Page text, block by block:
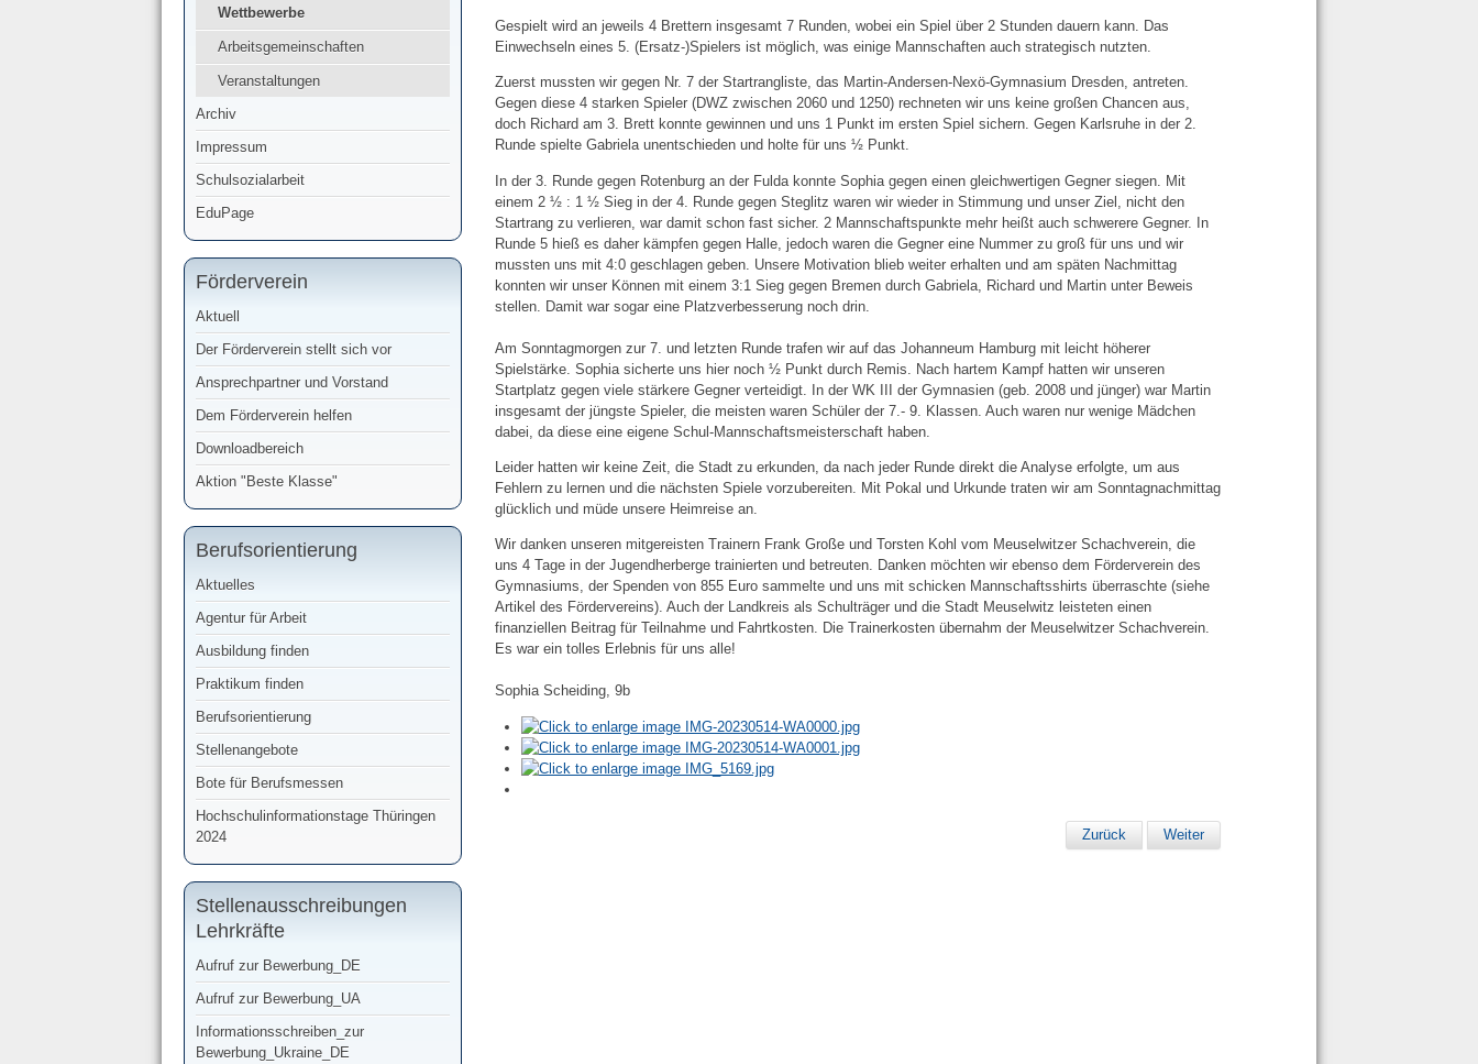
Wettbewerbe
Arbeitsgemeinschaften
Veranstaltungen
Archiv
Impressum
Schulsozialarbeit
EduPage
Förderverein
Aktuell
Der Förderverein stellt sich vor
Ansprechpartner und Vorstand
Dem Förderverein helfen
Downloadbereich
Aktion "Beste Klasse"
Berufsorientierung
Aktuelles
Agentur für Arbeit
Ausbildung finden
Praktikum finden
Berufsorientierung
Stellenangebote
Bote für Berufsmessen
Hochschulinformationstage Thüringen
2024
Stellenausschreibungen
Lehrkräfte
Aufruf zur Bewerbung_DE
Aufruf zur Bewerbung_UA
Informationsschreiben_zur
Bewerbung_Ukraine_DE
Gespielt wird an jeweils 4 Brettern insgesamt 7 Runden, wobei ein Spiel über 2 Stunden dauern kann. Das
Einwechseln eines 5. (Ersatz-)Spielers ist möglich, was einige Mannschaften auch strategisch nutzten.
Zuerst mussten wir gegen Nr. 7 der Startrangliste, das Martin-Andersen-Nexö-Gymnasium Dresden, antreten.
Gegen diese 4 starken Spieler (DWZ zwischen 2060 und 1250) rechneten wir uns keine großen Chancen aus,
doch Richard am 3. Brett konnte gewinnen und uns 1 Punkt im ersten Spiel sichern. Gegen Karlsruhe in der 2.
Runde spielte Gabriela unentschieden und holte für uns ½ Punkt.
In der 3. Runde gegen Rotenburg an der Fulda konnte Sophia gegen einen gleichwertigen Gegner siegen. Mit
einem 2 ½ : 1 ½ Sieg in der 4. Runde gegen Steglitz waren wir wieder in Stimmung und unser Ziel, nicht den
Startrang zu verlieren, war damit schon fast sicher. 2 Mannschaftspunkte mehr heißt auch schwerere Gegner. In
Runde 5 hieß es daher kämpfen gegen Halle, jedoch waren die Gegner eine Nummer zu groß für uns und wir
mussten uns mit 4:0 geschlagen geben. Unsere Motivation blieb weiter erhalten und am späten Nachmittag
konnten wir unser Können mit einem 3:1 Sieg gegen Bremen durch Gabriela, Richard und Martin unter Beweis
stellen. Damit war sogar eine Platzverbesserung noch drin.
Am Sonntagmorgen zur 7. und letzten Runde trafen wir auf das Johanneum Hamburg mit leicht höherer
Spielstärke. Sophia sicherte uns hier noch ½ Punkt durch Remis. Nach hartem Kampf hatten wir unseren
Startplatz gegen viele stärkere Gegner verteidigt. In der WK III der Gymnasien (geb. 2008 und jünger) war Martin
insgesamt der jüngste Spieler, die meisten waren Schüler der 7.- 9. Klassen. Auch waren nur wenige Mädchen
dabei, da diese eine eigene Schul-Mannschaftsmeisterschaft haben.
Leider hatten wir keine Zeit, die Stadt zu erkunden, da nach jeder Runde direkt die Analyse erfolgte, um aus
Fehlern zu lernen und die nächsten Spiele vorzubereiten. Mit Pokal und Urkunde traten wir am Sonntagnachmittag
glücklich und müde unsere Heimreise an.
Wir danken unseren mitgereisten Trainern Frank Große und Torsten Kohl vom Meuselwitzer Schachverein, die
uns 4 Tage in der Jugendherberge trainierten und betreuten. Danken möchten wir ebenso dem Förderverein des
Gymnasiums, der Spenden von 855 Euro sammelte und uns mit schicken Mannschaftsshirts überraschte (siehe
Artikel des Fördervereins). Auch der Landkreis als Schulträger und die Stadt Meuselwitz leisteten einen
finanziellen Beitrag für Teilnahme und Fahrtkosten. Die Trainerkosten übernahm der Meuselwitzer Schachverein.
Es war ein tolles Erlebnis für uns alle!
Sophia Scheiding, 9b
Zurück Weiter